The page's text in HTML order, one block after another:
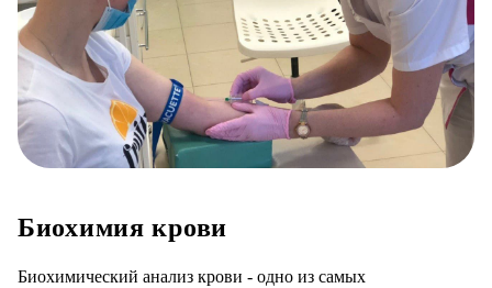
Биохимия крови
Биохимический анализ крови - одно из самых